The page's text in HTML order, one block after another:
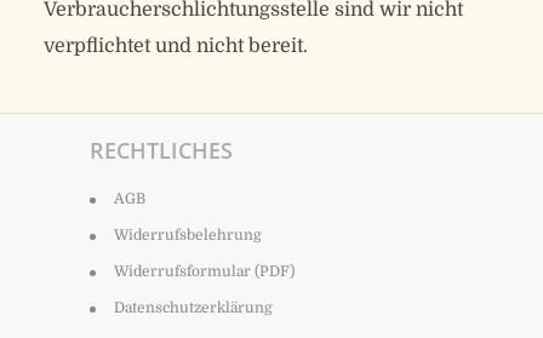
Verbraucherschlichtungsstelle sind wir nicht
verpflichtet und nicht bereit.
RECHTLICHES
AGB
Widerrufsbelehrung
Widerrufsformular (PDF)
Datenschutzerklärung